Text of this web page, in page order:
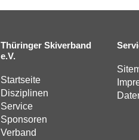
Thüringer Skiverband
e.V.
Startseite
Disziplinen
Service
Sponsoren
Verband